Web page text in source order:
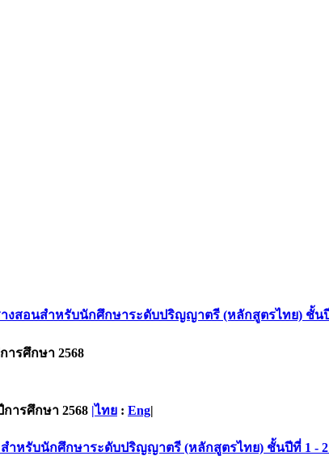
งสอนสำหรับนักศึกษาระดับปริญญาตรี (หลักสูตรไทย) ชั้น
ารศึกษา 2568
ารศึกษา 2568 |ไทย : Eng|
ำหรับนักศึกษาระดับปริญญาตรี (หลักสูตรไทย) ชั้นปีที่ 1 - 2